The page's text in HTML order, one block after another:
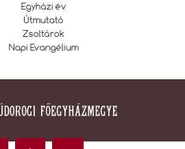
Egyházi év
Útmutató
Zsoltárok
Napi Evangélium